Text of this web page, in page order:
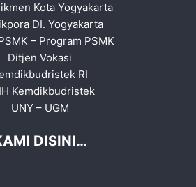
Kota Yogyakarta
DI. Yogyakarta
– Program PSMK
Ditjen Vokasi
RI
Kemdikbudristek
UNY– UGM
DISINI…